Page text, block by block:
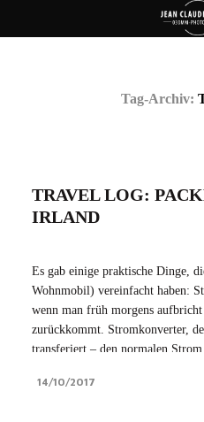
Tag-Archiv:
TRAVEL LOG:
IRLAND
Es gab einige praktische Dinge,
Wohnmobil) vereinfacht haben:
wenn man früh morgens
zurückkommt. Stromkonverter,
transferiert – den normalen
14/10/2017